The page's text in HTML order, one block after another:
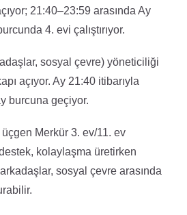
21:40–23:59 arasında Ay
4. evi çalıştırıyor.
sosyal çevre) yöneticiliği
açıyor. Ay 21:40 itibarıyla
burcuna geçiyor.
Merkür 3. ev/11. ev
kolaylaşma üretirken
sosyal çevre arasında